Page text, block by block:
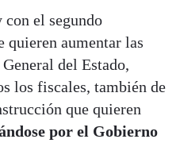
con el segundo
quieren aumentar las
del Estado,
los fiscales, también de
que quieren
por el Gobierno